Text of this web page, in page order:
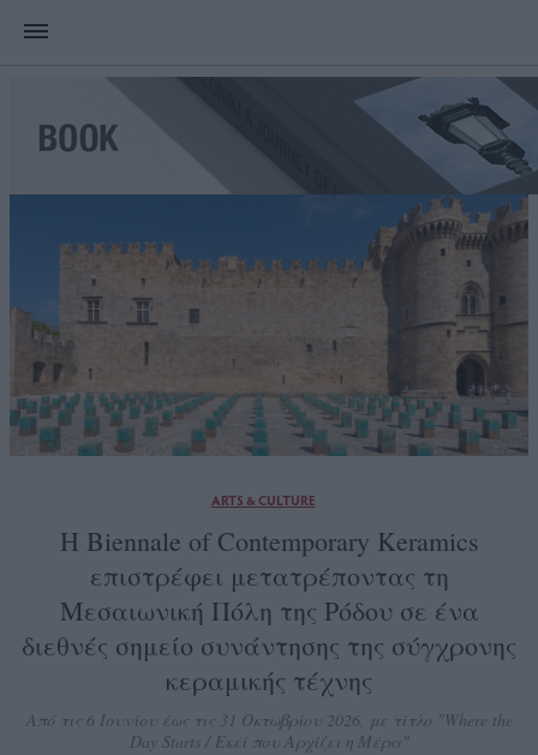
ARTS & CULTURE
Η Biennale of Contemporary Keramics
επιστρέφει μετατρέποντας τη
Μεσαιωνική Πόλη της Ρόδου σε ένα
διεθνές σημείο συνάντησης της σύγχρονης
κεραμικής τέχνης
Από τις 6 Ιουνίου έως τις 31 Οκτωβρίου 2026, με τίτλο "Where the
Day Starts / Εκεί που Αρχίζει η Μέρα"